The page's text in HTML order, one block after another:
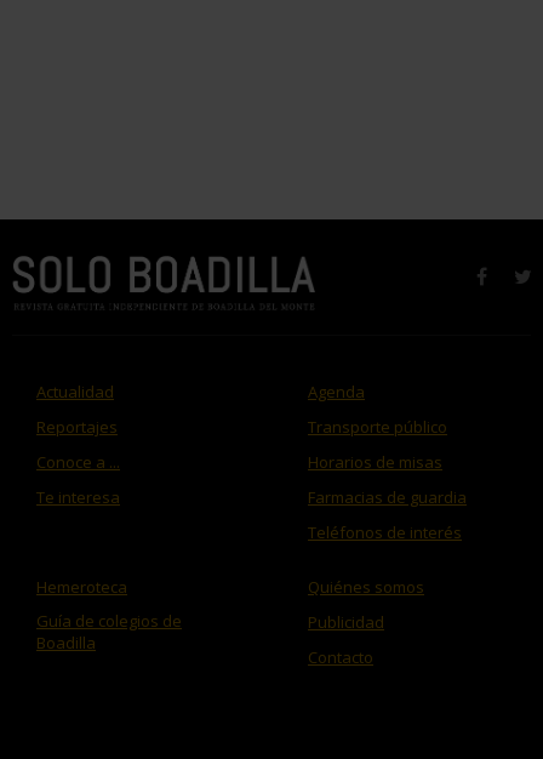
Actualidad
Reportajes
Conoce a ...
Te interesa
Agenda
Transporte público
Horarios de misas
Farmacias de guardia
Teléfonos de interés
Hemeroteca
Guía de colegios de
Boadilla
Quiénes somos
Publicidad
Contacto